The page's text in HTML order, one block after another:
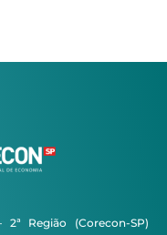
Região (Corecon-SP)